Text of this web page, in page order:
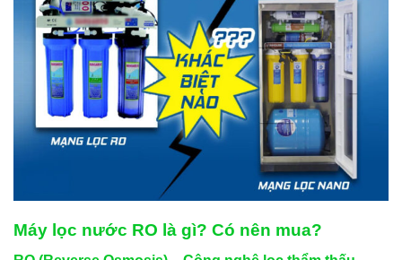
Máy lọc nước RO là gì? Có nên mua?